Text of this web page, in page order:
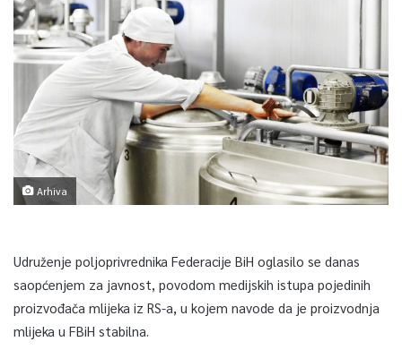
Arhiva
Udruženje poljoprivrednika Federacije BiH oglasilo se danas
saopćenjem za javnost, povodom medijskih istupa pojedinih
proizvođača mlijeka iz RS-a, u kojem navode da je proizvodnja
mlijeka u FBiH stabilna.